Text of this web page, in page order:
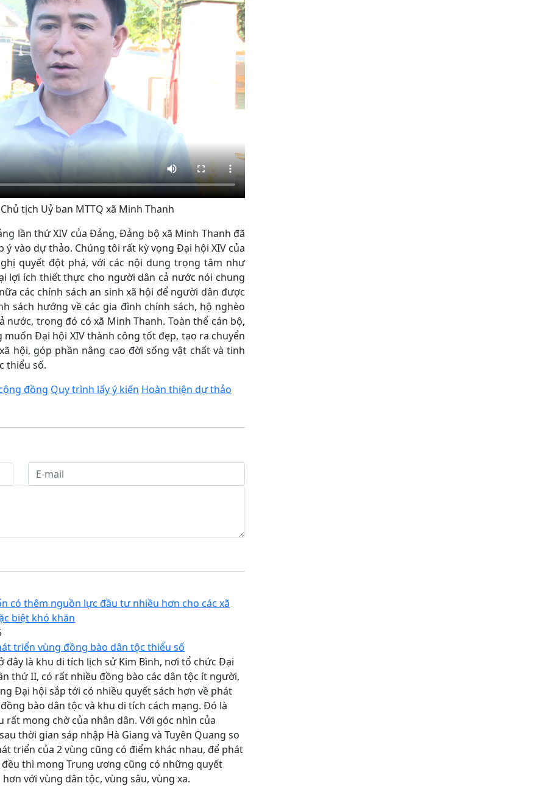
tịch Uỷ ban MTTQ xã Minh Thanh
lần thứ XIV của Đảng, Đảng bộ xã Minh Thanh đã
vào dự thảo. Chúng tôi rất kỳ vọng Đại hội XIV của
quyết đột phá, với các nội dung trọng tâm như
lợi ích thiết thực cho người dân cả nước nói chung
các chính sách an sinh xã hội để người dân được
sách hướng về các gia đình chính sách, hộ nghèo
trong đó có xã Minh Thanh. Toàn thể cán bộ,
Đại hội XIV thành công tốt đẹp, tạo ra chuyển
hội, góp phần nâng cao đời sống vật chất và tinh
thiểu số.
đồng Quy trình lấy ý kiến Hoàn thiện dự thảo
có thêm nguồn lực đầu tư nhiều hơn cho các xã
biệt khó khăn
triển vùng đồng bào dân tộc thiểu số
đây là khu di tích lịch sử Kim Bình, nơi tổ chức Đại
thứ II, có rất nhiều đồng bào các dân tộc ít người,
Đại hội sắp tới có nhiều quyết sách hơn về phát
bào dân tộc và khu di tích cách mạng. Đó là
rất mong chờ của nhân dân. Với góc nhìn của
thời gian sáp nhập Hà Giang và Tuyên Quang so
triển của 2 vùng cũng có điểm khác nhau, để phát
thì mong Trung ương cũng có những quyết
với vùng dân tộc, vùng sâu, vùng xa.